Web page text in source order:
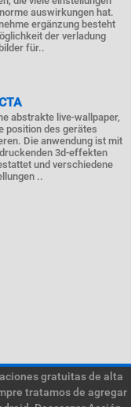
auswirkungen hat.
ergänzung besteht
der verladung
für..
abstrakte live-wallpaper,
position des gerätes
Die anwendung ist mit
3d-effekten
und verschiedene
..
gratuitas de alta
tratamos de agregar